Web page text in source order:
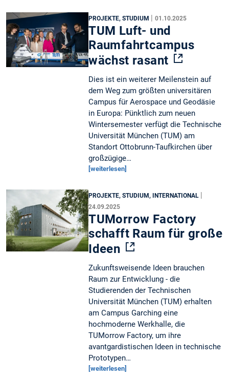
PROJEKTE, STUDIUM |01.10.2025
TUM Luft- und
Raumfahrtcampus
wächst rasant
Dies ist ein weiterer Meilenstein auf
dem Weg zum größten universitären
Campus für Aerospace und Geodäsie
in Europa: Pünktlich zum neuen
Wintersemester verfügt die Technische
Universität München (TUM) am
Standort Ottobrunn-Taufkirchen über
großzügige…
[weiterlesen]
PROJEKTE, STUDIUM, INTERNATIONAL
24.09.2025
TUMorrow Factory
schafft Raum für große
Ideen
Zukunftsweisende Ideen brauchen
Raum zur Entwicklung - die
Studierenden der Technischen
Universität München (TUM) erhalten
am Campus Garching eine
hochmoderne Werkhalle, die
TUMorrow Factory, um ihre
avantgardistischen Ideen in technische
Prototypen…
[weiterlesen]